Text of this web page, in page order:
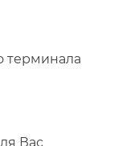
терминала
Вас